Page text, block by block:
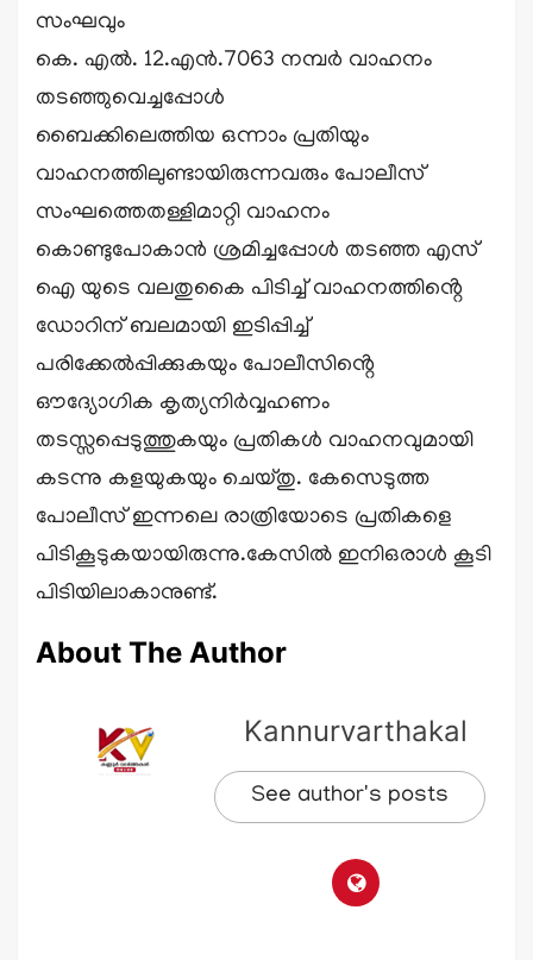
സംഘവും
കെ. എൽ. 12.എൻ.7063 നമ്പർ വാഹനം
തടഞ്ഞുവെച്ചപ്പോൾ
ബൈക്കിലെത്തിയ ഒന്നാം പ്രതിയും
വാഹനത്തിലുണ്ടായിരുന്നവരും പോലീസ്
സംഘത്തെതള്ളിമാറ്റി വാഹനം
കൊണ്ടുപോകാൻ ശ്രമിച്ചപ്പോൾ തടഞ്ഞ എസ്
ഐ യുടെ വലതുകൈ പിടിച്ച് വാഹനത്തിൻ്റെ
ഡോറിന് ബലമായി ഇടിപ്പിച്ച്
പരിക്കേൽപ്പിക്കുകയും പോലീസിൻ്റെ
ഔദ്യോഗിക കൃത്യനിർവ്വഹണം
തടസ്സപ്പെടുത്തുകയും പ്രതികൾ വാഹനവുമായി
കടന്നു കളയുകയും ചെയ്തു. കേസെടുത്ത
പോലീസ് ഇന്നലെ രാത്രിയോടെ പ്രതികളെ
പിടികൂടുകയായിരുന്നു.കേസിൽ ഇനിഒരാൾ കൂടി
പിടിയിലാകാനുണ്ട്.
About The Author
Kannurvarthakal
See author's posts